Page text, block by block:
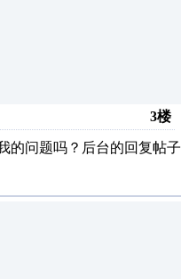
3楼
的问题吗？后台的回复帖子